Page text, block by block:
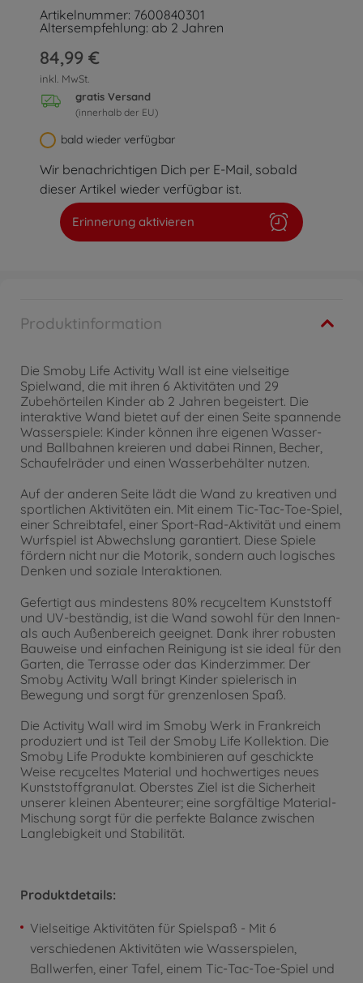
Artikelnummer: 7600840301
Altersempfehlung: ab 2 Jahren
84,99 €
inkl. MwSt.
gratis Versand
(innerhalb der EU)
bald wieder verfügbar
Wir benachrichtigen Dich per E-Mail, sobald
dieser Artikel wieder verfügbar ist.
Erinnerung aktivieren
Produktinformation
Die Smoby Life Activity Wall ist eine vielseitige
Spielwand, die mit ihren 6 Aktivitäten und 29
Zubehörteilen Kinder ab 2 Jahren begeistert. Die
interaktive Wand bietet auf der einen Seite spannende
Wasserspiele: Kinder können ihre eigenen Wasser-
und Ballbahnen kreieren und dabei Rinnen, Becher,
Schaufelräder und einen Wasserbehälter nutzen.
Auf der anderen Seite lädt die Wand zu kreativen und
sportlichen Aktivitäten ein. Mit einem Tic-Tac-Toe-Spiel,
einer Schreibtafel, einer Sport-Rad-Aktivität und einem
Wurfspiel ist Abwechslung garantiert. Diese Spiele
fördern nicht nur die Motorik, sondern auch logisches
Denken und soziale Interaktionen.
Gefertigt aus mindestens 80% recyceltem Kunststoff
und UV-beständig, ist die Wand sowohl für den Innen-
als auch Außenbereich geeignet. Dank ihrer robusten
Bauweise und einfachen Reinigung ist sie ideal für den
Garten, die Terrasse oder das Kinderzimmer. Der
Smoby Activity Wall bringt Kinder spielerisch in
Bewegung und sorgt für grenzenlosen Spaß.
Die Activity Wall wird im Smoby Werk in Frankreich
produziert und ist Teil der Smoby Life Kollektion. Die
Smoby Life Produkte kombinieren auf geschickte
Weise recyceltes Material und hochwertiges neues
Kunststoffgranulat. Oberstes Ziel ist die Sicherheit
unserer kleinen Abenteurer; eine sorgfältige Material-
Mischung sorgt für die perfekte Balance zwischen
Langlebigkeit und Stabilität.
Produktdetails:
Vielseitige Aktivitäten für Spielspaß - Mit 6
verschiedenen Aktivitäten wie Wasserspielen,
Ballwerfen, einer Tafel, einem Tic-Tac-Toe-Spiel und